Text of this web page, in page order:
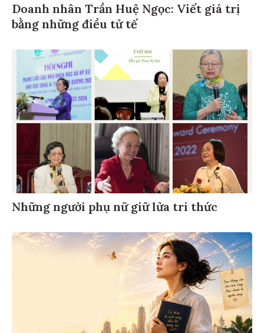
Doanh nhân Trần Huệ Ngọc: Viết giá trị
bằng những điều tử tế
Những người phụ nữ giữ lửa tri thức